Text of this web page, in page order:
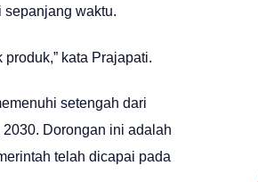
sepanjang waktu.
kata Prajapati.
setengah dari
Dorongan ini adalah
telah dicapai pada